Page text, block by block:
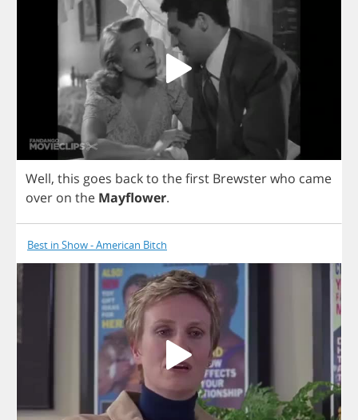
Well, this goes backto thefirst Brewsterwho came
over on the Mayflower.
Best in Show - American Bitch